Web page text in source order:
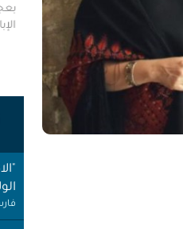
عن تفاصيلها،
الأسوأ؟